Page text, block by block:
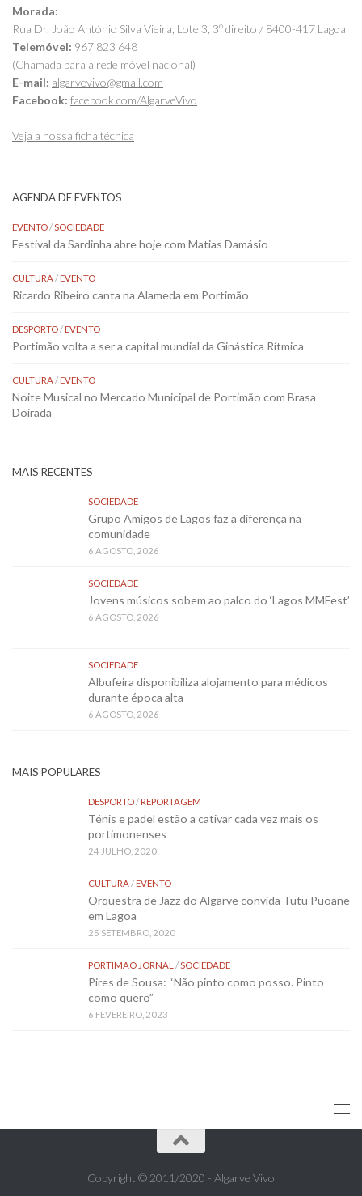
Morada:
Rua Dr. João António Silva Vieira, Lote 3, 3º direito / 8400-417 Lagoa
Telemóvel: 967 823 648
(Chamada para a rede móvel nacional)
E-mail: algarvevivo@gmail.com
Facebook: facebook.com/AlgarveVivo
Veja a nossa ficha técnica
AGENDA DE EVENTOS
EVENTO/SOCIEDADE
Festival da Sardinha abre hoje com Matias Damásio
CULTURA/EVENTO
Ricardo Ribeiro canta na Alameda em Portimão
DESPORTO/EVENTO
Portimão volta a ser a capital mundial da Ginástica Rítmica
CULTURA/EVENTO
Noite Musical no Mercado Municipal de Portimão com Brasa
Doirada
MAIS RECENTES
SOCIEDADE
Grupo Amigos de Lagos faz a diferença na
comunidade
6 AGOSTO, 2026
SOCIEDADE
Jovens músicos sobem ao palco do ‘Lagos MMFest’
6 AGOSTO, 2026
SOCIEDADE
Albufeira disponibiliza alojamento para médicos
durante época alta
6 AGOSTO, 2026
MAIS POPULARES
DESPORTO/REPORTAGEM
Ténis e padel estão a cativar cada vez mais os
portimonenses
24 JULHO, 2020
CULTURA/EVENTO
Orquestra de Jazz do Algarve convida Tutu Puoane
em Lagoa
25 SETEMBRO, 2020
PORTIMÃO JORNAL /SOCIEDADE
Pires de Sousa: “Não pinto como posso. Pinto
como quero”
6 FEVEREIRO, 2023
Copyright © 2011/2020 - Algarve Vivo